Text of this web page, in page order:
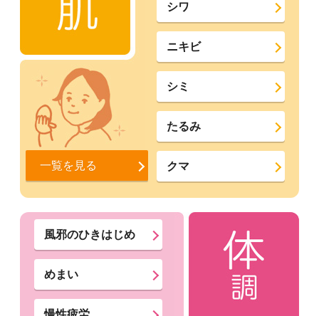
シワ
ニキビ
シミ
たるみ
クマ
一覧を見る
風邪のひきはじめ
めまい